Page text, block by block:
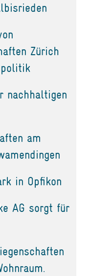
Zürich
nachhaltigen
am
in Opfikon
AG sorgt für